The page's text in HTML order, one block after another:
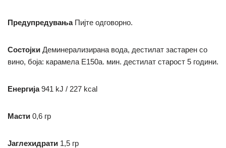
Предупредувања Пијте одговорно.
Состојки Деминерализирана вода, дестилат застарен со
вино, боја: карамела E150a. мин. дестилат старост 5 години.
Енергија941 kJ / 227 kcal
Масти 0,6 гр
Јаглехидрати 1,5 гр